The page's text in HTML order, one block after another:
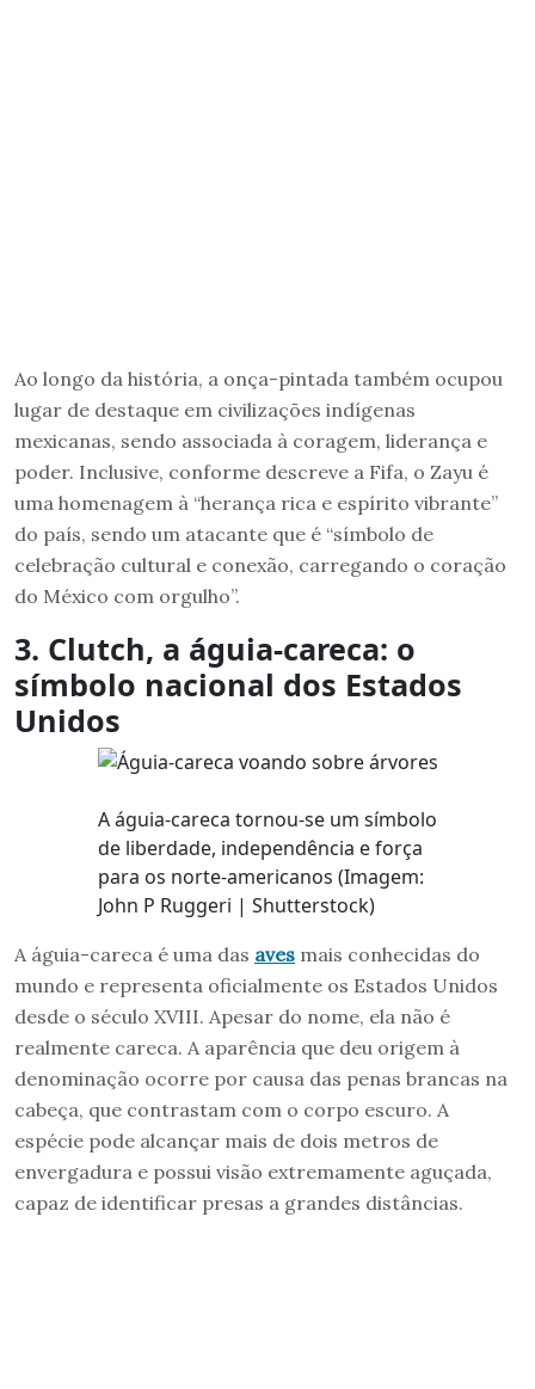
Ao longo da história, a onça-pintada também ocupou
lugar de destaque em civilizações indígenas
mexicanas, sendo associada à coragem, liderança e
poder. Inclusive, conforme descreve a Fifa, o Zayu é
uma homenagem à “herança rica e espírito vibrante”
do país, sendo um atacante que é “símbolo de
celebração cultural e conexão, carregando o coração
do México com orgulho”.
3. Clutch, a águia-careca: o
símbolo nacional dos Estados
Unidos
A águia-careca tornou-se um símbolo
de liberdade, independência e força
para os norte-americanos (Imagem:
John P Ruggeri | Shutterstock)
A águia-careca é uma das aves mais conhecidas do
mundo e representa oficialmente os Estados Unidos
desde o século XVIII. Apesar do nome, ela não é
realmente careca. A aparência que deu origem à
denominação ocorre por causa das penas brancas na
cabeça, que contrastam com o corpo escuro. A
espécie pode alcançar mais de dois metros de
envergadura e possui visão extremamente aguçada,
capaz de identificar presas a grandes distâncias.